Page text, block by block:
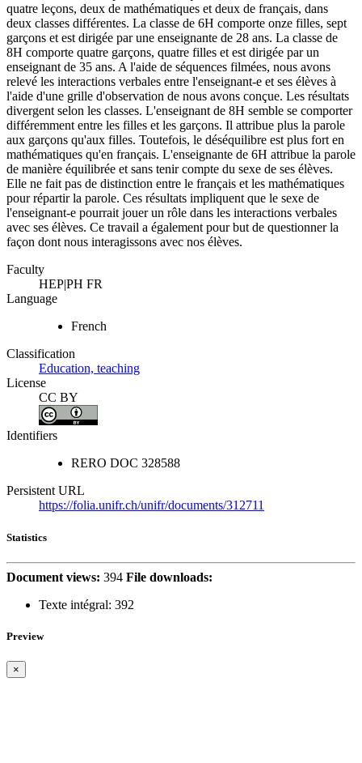
quatre leçons, deux de mathématiques et deux de français, dans
deux classes différentes. La classe de 6H comporte onze filles, sept
garçons et est dirigée par une enseignante de 28 ans. La classe de
8H comporte quatre garçons, quatre filles et est dirigée par un
enseignant de 35 ans. A l'aide de séquences filmées, nous avons
relevé les interactions verbales entre l'enseignant-e et ses élèves à
l'aide d'une grille d'observation de nous avons conçue. Les résultats
divergent selon les classes. L'enseignant de 8H semble se comporter
différemment entre les filles et les garçons. Il attribue plus la parole
aux garçons qu'aux filles. Toutefois, le déséquilibre est plus fort en
mathématiques qu'en français. L'enseignante de 6H attribue la parole
de manière équilibrée et sans tenir compte du sexe de ses élèves.
Elle ne fait pas de distinction entre le français et les mathématiques
pour répartir la parole. Ces résultats impliquent que le sexe de
l'enseignant-e pourrait jouer un rôle dans les interactions verbales
avec ses élèves. Ce travail a également pour but de questionner la
façon dont nous interagissons avec nos élèves.
Faculty
HEP|PH FR
Language
French
Classification
Education, teaching
License
CC BY
Identifiers
RERO DOC 328588
Persistent URL
https://folia.unifr.ch/unifr/documents/312711
Statistics
Document views: 394 File downloads:
Texte intégral: 392
Preview
×